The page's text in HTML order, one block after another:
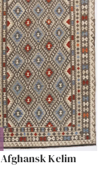
Afghansk Kelim